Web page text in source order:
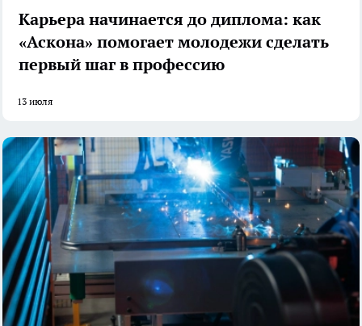
Карьера начинается до диплома: как
«Аскона» помогает молодежи сделать
первый шаг в профессию
13 июля